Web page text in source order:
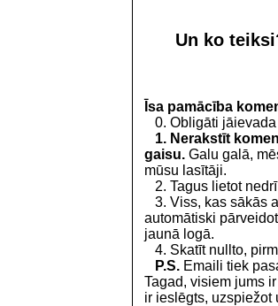
Un ko
Īsa pamācība
0. Obligāti jāievada
1. Nerakstīt
gaisu. Galu galā,
mūsu lasītāji.
2. Tagus lietot
3. Viss, kas sākās
automātiski
jaunā logā.
4. Skatīt nullto,
P.S. Emaili tiek
Tagad, visiem jums
ir ieslēgts, uzspiežot